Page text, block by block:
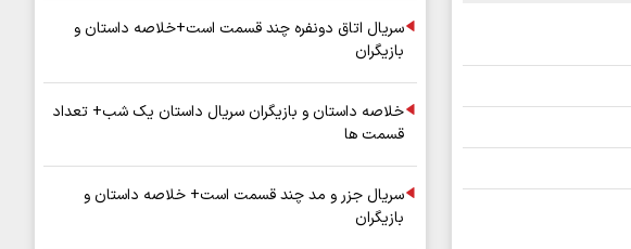
سریال اتاق دونفره چند قسمت است+خلاصه داستان و
بازیگران
خلاصه داستان و بازیگران سریال داستان یک شب+ تعداد
قسمت ها
سریال جزر و مد چند قسمت است+ خلاصه داستان و
بازیگران